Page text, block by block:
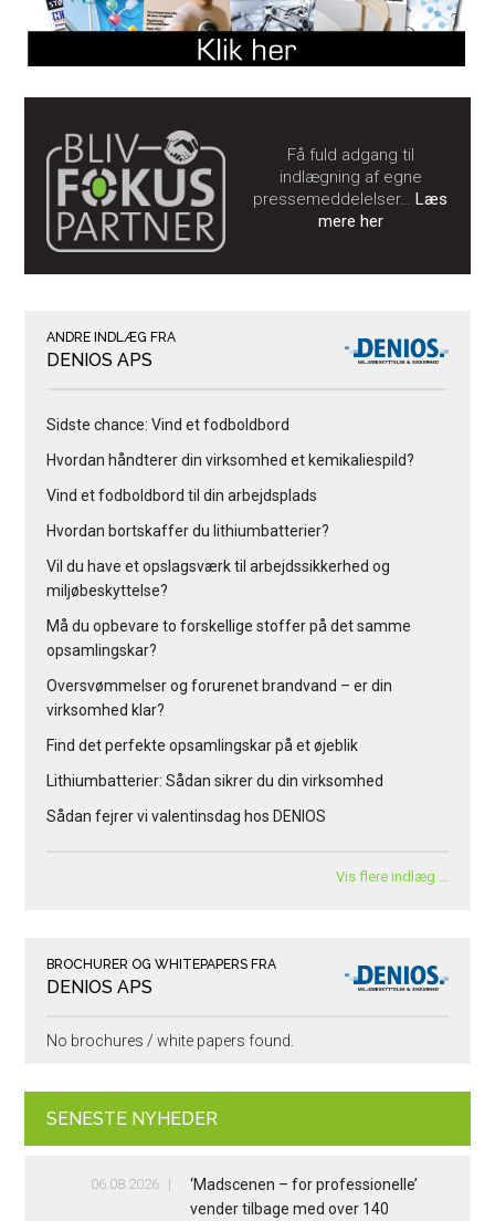
Få fuld adgang til
indlægning af egne
pressemeddelelser…Læs
mere her
ANDRE INDLÆG FRA
DENIOS APS
Sidste chance: Vind et fodboldbord
Hvordan håndterer din virksomhed et kemikaliespild?
Vind et fodboldbord til din arbejdsplads
Hvordan bortskaffer du lithiumbatterier?
Vil du have et opslagsværk til arbejdssikkerhed og
miljøbeskyttelse?
Må du opbevare to forskellige stoffer på det samme
opsamlingskar?
Oversvømmelser og forurenet brandvand – er din
virksomhed klar?
Find det perfekte opsamlingskar på et øjeblik
Lithiumbatterier: Sådan sikrer du din virksomhed
Sådan fejrer vi valentinsdag hos DENIOS
Vis flere indlæg …
BROCHURER OG WHITEPAPERS FRA
DENIOS APS
No brochures / white papers found.
SENESTE NYHEDER
06.08.2026
‘Madscenen – for professionelle’
vender tilbage med over 140